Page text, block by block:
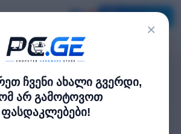
×
ჩვენი ახალი გვერდი,
არ გამოტოვოთ
ფასდაკლებები!
- 3KVA/3KW On-line RT, ლითიუმის